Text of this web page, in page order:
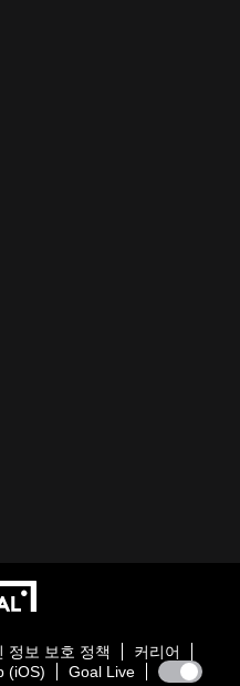
정보 보호 정책
커리어
(iOS) Goal Live